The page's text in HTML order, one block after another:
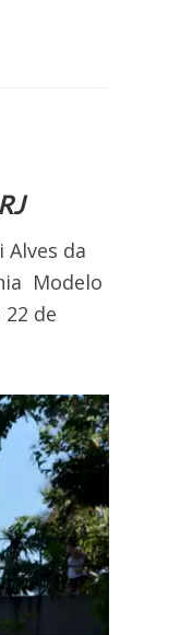
Alves da
Modelo
de